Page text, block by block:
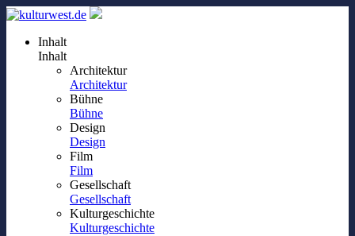
Inhalt
Inhalt
Architektur
Architektur
Bühne
Bühne
Design
Design
Film
Film
Gesellschaft
Gesellschaft
Kulturgeschichte
Kulturgeschichte